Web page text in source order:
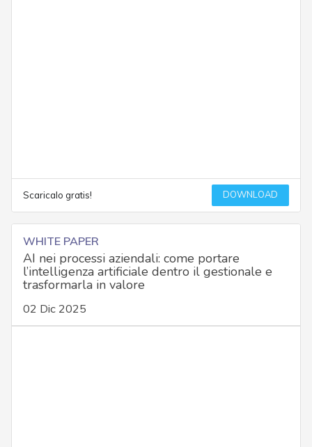
Scaricalo gratis! DOWNLOAD
WHITE PAPER
AI nei processi aziendali: come portare
l’intelligenza artificiale dentro il gestionale e
trasformarla in valore
02 Dic 2025